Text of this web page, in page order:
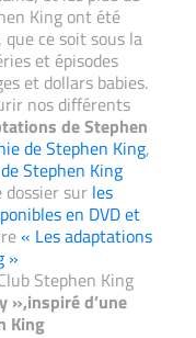
King ont été
ce soit sous la
et épisodes
et dollars babies.
nos différents
de Stephen
de Stephen King,
Stephen King
sur les
en DVD et
« Les adaptations
»
Stephen King
»,inspiré d’une
King